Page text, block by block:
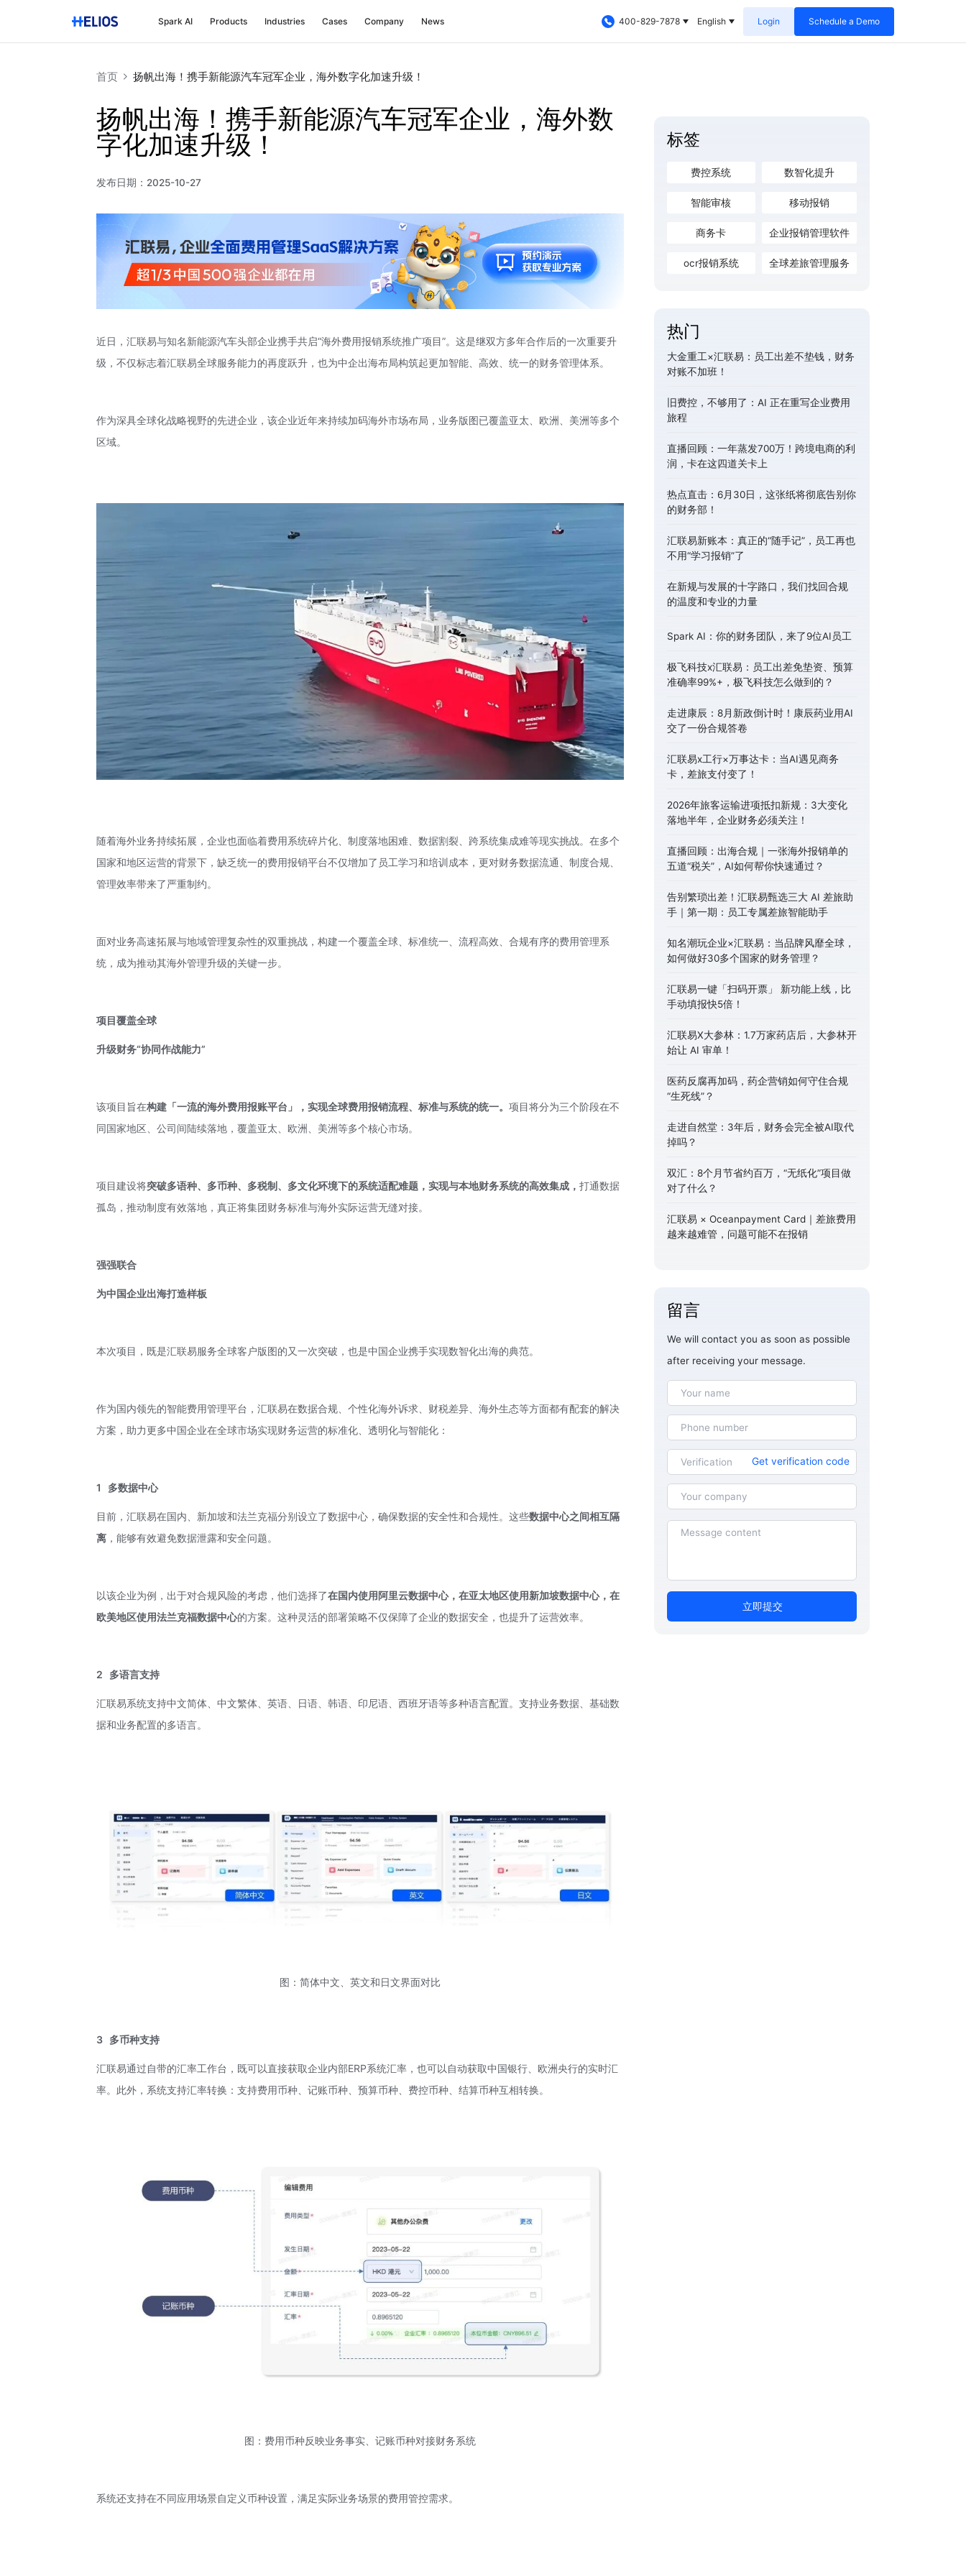
Spark AI Products Industries Cases Company News 400-829-7878 English Login Schedule a Demo
首页 扬帆出海！携手新能源汽车冠军企业，海外数字化加速升级！
扬帆出海！携手新能源汽车冠军企业，海外数
字化加速升级！
发布日期： 2025-10-27
近日，汇联易与知名新能源汽车头部企业携手共启“海外费用报销系统推广项目”。这是继双方多年合作后的一次重要升
级，不仅标志着汇联易全球服务能力的再度跃升，也为中企出海布局构筑起更加智能、高效、统一的财务管理体系。
作为深具全球化战略视野的先进企业，该企业近年来持续加码海外市场布局，业务版图已覆盖亚太、欧洲、美洲等多个
区域。
随着海外业务持续拓展，企业也面临着费用系统碎片化、制度落地困难、数据割裂、跨系统集成难等现实挑战。在多个
国家和地区运营的背景下，缺乏统一的费用报销平台不仅增加了员工学习和培训成本，更对财务数据流通、制度合规、
管理效率带来了严重制约。
面对业务高速拓展与地域管理复杂性的双重挑战，构建一个覆盖全球、标准统一、流程高效、合规有序的费用管理系
统，成为推动其海外管理升级的关键一步。
项目覆盖全球
升级财务“协同作战能力”
该项目旨在构建「一流的海外费用报账平台」，实现全球费用报销流程、标准与系统的统一。项目将分为三个阶段在不
同国家地区、公司间陆续落地，覆盖亚太、欧洲、美洲等多个核心市场。
项目建设将突破多语种、多币种、多税制、多文化环境下的系统适配难题，实现与本地财务系统的高效集成，打通数据
孤岛，推动制度有效落地，真正将集团财务标准与海外实际运营无缝对接。
强强联合
为中国企业出海打造样板
本次项目，既是汇联易服务全球客户版图的又一次突破，也是中国企业携手实现数智化出海的典范。
作为国内领先的智能费用管理平台，汇联易在数据合规、个性化海外诉求、财税差异、海外生态等方面都有配套的解决
方案，助力更多中国企业在全球市场实现财务运营的标准化、透明化与智能化：
1 多数据中心
目前，汇联易在国内、新加坡和法兰克福分别设立了数据中心，确保数据的安全性和合规性。这些数据中心之间相互隔
离 ，能够有效避免数据泄露和安全问题。
以该企业为例，出于对合规风险的考虑，他们选择了在国内使用阿里云数据中心，在亚太地区使用新加坡数据中心，在
欧美地区使用法兰克福数据中心的方案。这种灵活的部署策略不仅保障了企业的数据安全，也提升了运营效率。
2 多语言支持
汇联易系统支持中文简体、中文繁体、英语、日语、韩语、印尼语、西班牙语等多种语言配置。支持业务数据、基础数
据和业务配置的多语言。
图：简体中文、英文和日文界面对比
3 多币种支持
汇联易通过自带的汇率工作台，既可以直接获取企业内部ERP系统汇率，也可以自动获取中国银行、欧洲央行的实时汇
率。此外，系统支持汇率转换：支持费用币种、记账币种、预算币种、费控币种、结算币种互相转换。
图：费用币种反映业务事实、记账币种对接财务系统
系统还支持在不同应用场景自定义币种设置，满足实际业务场景的费用管控需求。
标签
费控系统 数智化提升
智能审核 移动报销
商务卡 企业报销管理软件
ocr报销系统 全球差旅管理服务
热门
大金重工×汇联易：员工出差不垫钱，财务
对账不加班！
旧费控，不够用了：AI 正在重写企业费用
旅程
直播回顾：一年蒸发700万！跨境电商的利
润，卡在这四道关卡上
热点直击：6月30日，这张纸将彻底告别你
的财务部！
汇联易新账本：真正的“随手记”，员工再也
不用“学习报销”了
在新规与发展的十字路口，我们找回合规
的温度和专业的力量
Spark AI：你的财务团队，来了9位AI员工
极飞科技x汇联易：员工出差免垫资、预算
准确率99%+，极飞科技怎么做到的？
走进康辰：8月新政倒计时！康辰药业用AI
交了一份合规答卷
汇联易x工行×万事达卡：当AI遇见商务
卡，差旅支付变了！
2026年旅客运输进项抵扣新规：3大变化
落地半年，企业财务必须关注！
直播回顾：出海合规｜一张海外报销单的
五道“税关”，AI如何帮你快速通过？
告别繁琐出差！汇联易甄选三大 AI 差旅助
手｜第一期：员工专属差旅智能助手
知名潮玩企业×汇联易：当品牌风靡全球，
如何做好30多个国家的财务管理？
汇联易一键「扫码开票」 新功能上线，比
手动填报快5倍！
汇联易X大参林：1.7万家药店后，大参林开
始让 AI 审单！
医药反腐再加码，药企营销如何守住合规
“生死线”？
走进自然堂：3年后，财务会完全被AI取代
掉吗？
双汇：8个月节省约百万，“无纸化”项目做
对了什么？
汇联易 × Oceanpayment Card｜差旅费用
越来越难管，问题可能不在报销
留言
We will contact you as soon as possible
after receiving your message.
Get verification code
立即提交